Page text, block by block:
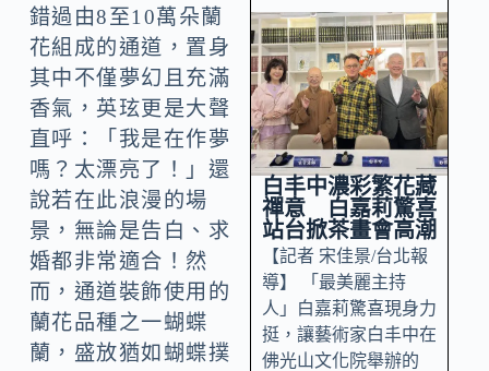
錯過由8至10萬朵蘭
花組成的通道，置身
其中不僅夢幻且充滿
香氣，英玹更是大聲
直呼：「我是在作夢
嗎？太漂亮了！」還
說若在此浪漫的場
景，無論是告白、求
婚都非常適合！然
而，通道裝飾使用的
蘭花品種之一蝴蝶
蘭，盛放猶如蝴蝶撲
白丰中濃彩繁花藏
禪意 白嘉莉驚喜
站台掀茶畫會高潮
【記者 宋佳景/台北報
導】 「最美麗主持
人」白嘉莉驚喜現身力
挺，讓藝術家白丰中在
佛光山文化院舉辦的